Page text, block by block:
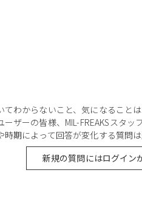
てわからないこと、気になること
ーザーの皆様、MIL-FREAKSスタッ
期によって回答が変化する質問は
新規の質問にはログイン